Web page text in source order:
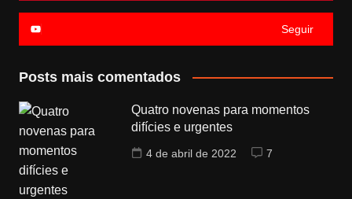
Seguir
Posts mais comentados
Quatro novenas para momentos
difícies e urgentes
4 de abril de 2022 7